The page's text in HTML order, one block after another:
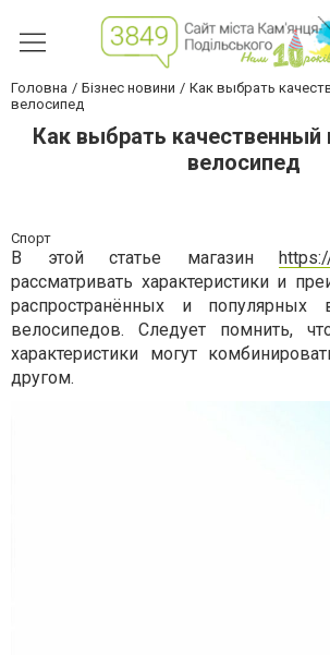
Головна Бізнес новини
Как выбрать
велосипед
Как выбрать качественный
велосипед
Спорт
В этой статье магазин
рассматривать характеристики и
распространённых и
велосипедов. Следует помнить,
характеристики могут
другом.